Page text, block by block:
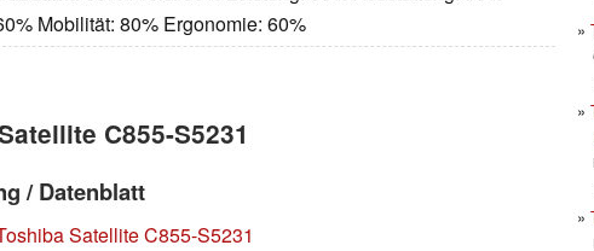
Mobilität: 80% Ergonomie: 60%
C855-S5231
/ Datenblatt
Satellite C855-S5231